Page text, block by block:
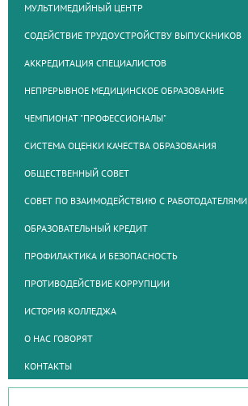
МУЛЬТИМЕДИЙНЫЙ ЦЕНТР
СОДЕЙСТВИЕ ТРУДОУСТРОЙСТВУ ВЫПУСКНИКОВ
АККРЕДИТАЦИЯ СПЕЦИАЛИСТОВ
НЕПРЕРЫВНОЕ МЕДИЦИНСКОЕ ОБРАЗОВАНИЕ
ЧЕМПИОНАТ "ПРОФЕССИОНАЛЫ"
СИСТЕМА ОЦЕНКИ КАЧЕСТВА ОБРАЗОВАНИЯ
ОБЩЕСТВЕННЫЙ СОВЕТ
СОВЕТ ПО ВЗАИМОДЕЙСТВИЮ С РАБОТОДАТЕЛЯМИ
ОБРАЗОВАТЕЛЬНЫЙ КРЕДИТ
ПРОФИЛАКТИКА И БЕЗОПАСНОСТЬ
ПРОТИВОДЕЙСТВИЕ КОРРУПЦИИ
ИСТОРИЯ КОЛЛЕДЖА
О НАС ГОВОРЯТ
КОНТАКТЫ